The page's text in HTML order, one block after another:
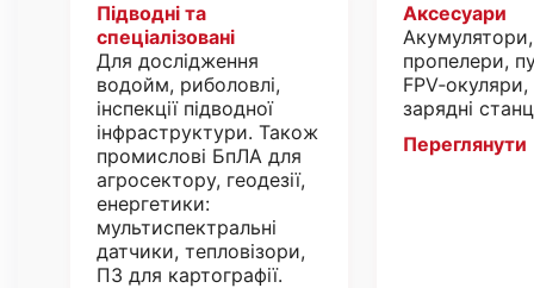
Підводні та
спеціалізовані
Для дослідження
водойм, риболовлі,
інспекції підводної
інфраструктури. Також
промислові БпЛА для
агросектору, геодезії,
енергетики:
мультиспектральні
датчики, тепловізори,
ПЗ для картографії.
Аксесуари
Акумулятори,
пропелери,
зарядні
Переглянути